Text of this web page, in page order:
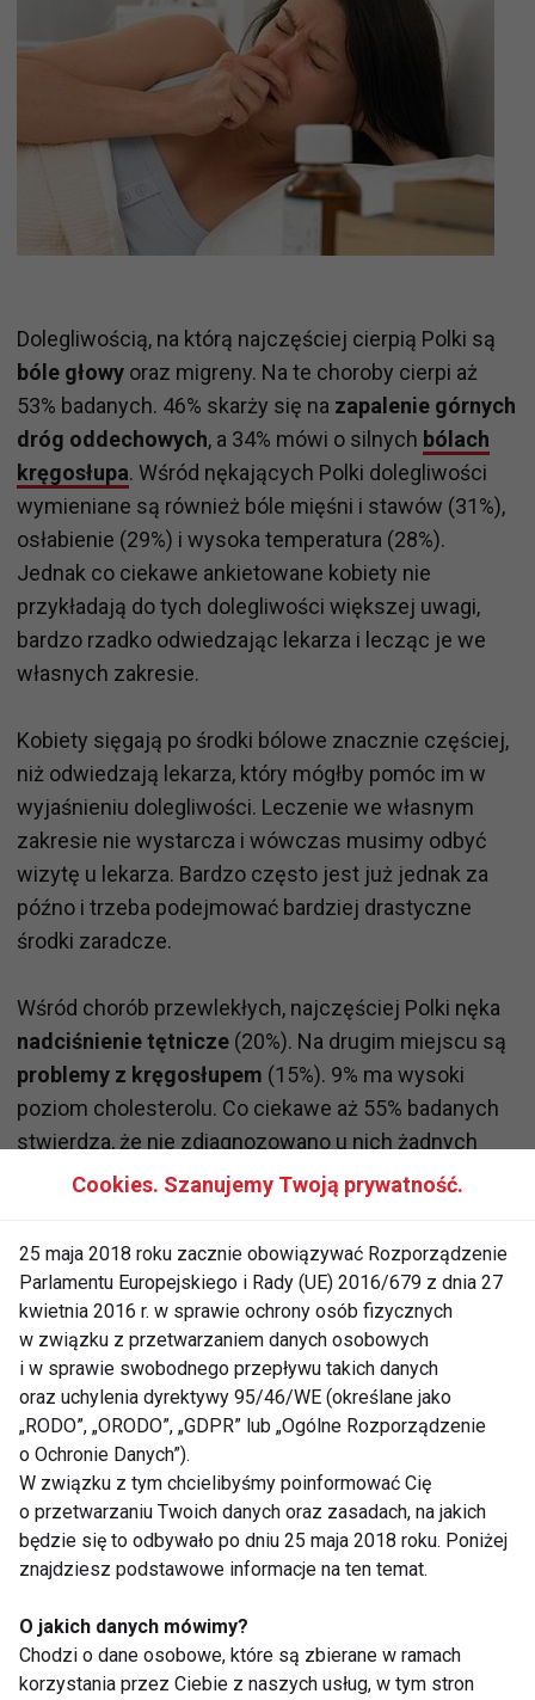
Dolegliwością, na którą najczęściej cierpią Polki są
bóle głowy oraz migreny. Na te choroby cierpi aż
53% badanych. 46% skarży się na zapalenie górnych
dróg oddechowych, a 34% mówi o silnych bólach
kręgosłupa. Wśród nękających Polki dolegliwości
wymieniane są również bóle mięśni i stawów (31%),
osłabienie (29%) i wysoka temperatura (28%).
Jednak co ciekawe ankietowane kobiety nie
przykładają do tych dolegliwości większej uwagi,
bardzo rzadko odwiedzając lekarza i lecząc je we
własnych zakresie.
Kobiety sięgają po środki bólowe znacznie częściej,
niż odwiedzają lekarza, który mógłby pomóc im w
wyjaśnieniu dolegliwości. Leczenie we własnym
zakresie nie wystarcza i wówczas musimy odbyć
wizytę u lekarza. Bardzo często jest już jednak za
późno i trzeba podejmować bardziej drastyczne
środki zaradcze.
Wśród chorób przewlekłych, najczęściej Polki nęka
nadciśnienie tętnicze (20%). Na drugim miejscu są
problemy z kręgosłupem (15%). 9% ma wysoki
poziom cholesterolu. Co ciekawe aż 55% badanych
stwierdza, że nie zdiagnozowano u nich żadnych
chorób przewlekłych.
68% kobiet zgadza się, że stwierdzeniem „ Dieta
ruch czy badania nie uchronią mnie przed
chorobami, które są mi przeznaczone”!
Jeden procent mniej popiera zdanie - „Tyle rzeczy
może zaszkodzić zdrowiu, że przestałem się tym
przejmować”.
Takie podejście do profilaktyki jest bardzo
niepokojące. Oznacza to, że wiele osób nadal
podważa przekonanie, że możemy skutecznie
możliwości to podstawa motywacji prowadzenia
zdrowego stylu życia.
Cookies. Szanujemy Twoją prywatność.
25 maja 2018 roku zacznie obowiązywać Rozporządzenie
Parlamentu Europejskiego i Rady (UE) 2016/679 z dnia 27
kwietnia 2016 r. w sprawie ochrony osób fizycznych
w związku z przetwarzaniem danych osobowych
i w sprawie swobodnego przepływu takich danych
oraz uchylenia dyrektywy 95/46/WE (określane jako
„RODO”, „ORODO”, „GDPR” lub „Ogólne Rozporządzenie
o Ochronie Danych”).
W związku z tym chcielibyśmy poinformować Cię
o przetwarzaniu Twoich danych oraz zasadach, na jakich
będzie się to odbywało po dniu 25 maja 2018 roku. Poniżej
znajdziesz podstawowe informacje na ten temat.
O jakich danych mówimy?
Chodzi o dane osobowe, które są zbierane w ramach
korzystania przez Ciebie z naszych usług, w tym stron